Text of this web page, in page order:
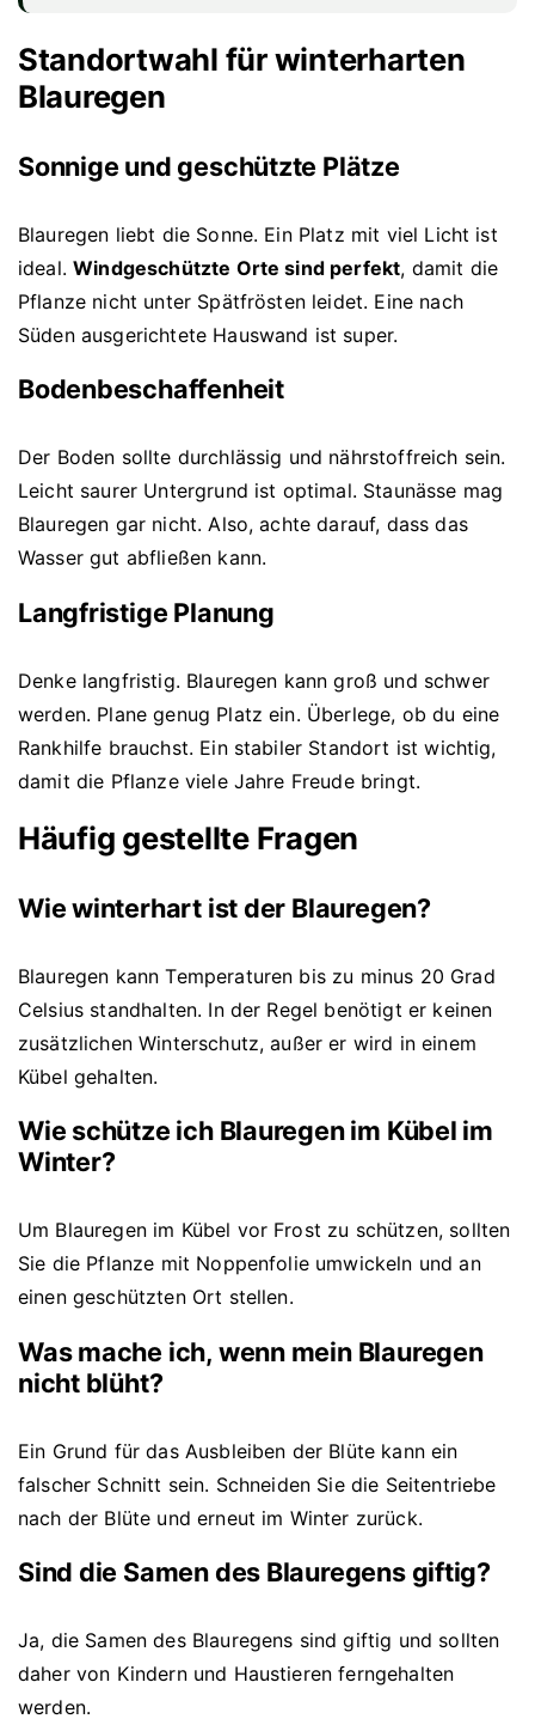
Standortwahl für winterharten
Blauregen
Sonnige und geschützte Plätze
Blauregen liebt die Sonne. Ein Platz mit viel Licht ist
ideal.Windgeschützte Orte sind perfekt, damit die
Pflanze nicht unter Spätfrösten leidet. Eine nach
Süden ausgerichtete Hauswand ist super.
Bodenbeschaffenheit
Der Boden sollte durchlässig und nährstoffreich sein.
Leicht saurer Untergrund ist optimal. Staunässe mag
Blauregen gar nicht. Also, achte darauf, dass das
Wasser gut abfließen kann.
Langfristige Planung
Denke langfristig. Blauregen kann groß und schwer
werden. Plane genug Platz ein. Überlege, ob du eine
Rankhilfe brauchst. Ein stabiler Standort ist wichtig,
damit die Pflanze viele Jahre Freude bringt.
Häufig gestellte Fragen
Wie winterhart ist der Blauregen?
Blauregen kann Temperaturen bis zu minus 20 Grad
Celsius standhalten. In der Regel benötigt er keinen
zusätzlichen Winterschutz, außer er wird in einem
Kübel gehalten.
Wie schütze ich Blauregen im Kübel im
Winter?
Um Blauregen im Kübel vor Frost zu schützen, sollten
Sie die Pflanze mit Noppenfolie umwickeln und an
einen geschützten Ort stellen.
Was mache ich, wenn mein Blauregen
nicht blüht?
Ein Grund für das Ausbleiben der Blüte kann ein
falscher Schnitt sein. Schneiden Sie die Seitentriebe
nach der Blüte und erneut im Winter zurück.
Sind die Samen des Blauregens giftig?
Ja, die Samen des Blauregens sind giftig und sollten
daher von Kindern und Haustieren ferngehalten
werden.